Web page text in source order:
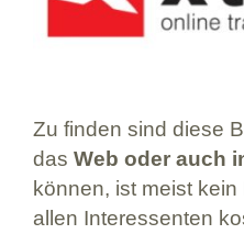
Zu finden sind diese
das Web oder auch
können, ist meist
allen Interessenten